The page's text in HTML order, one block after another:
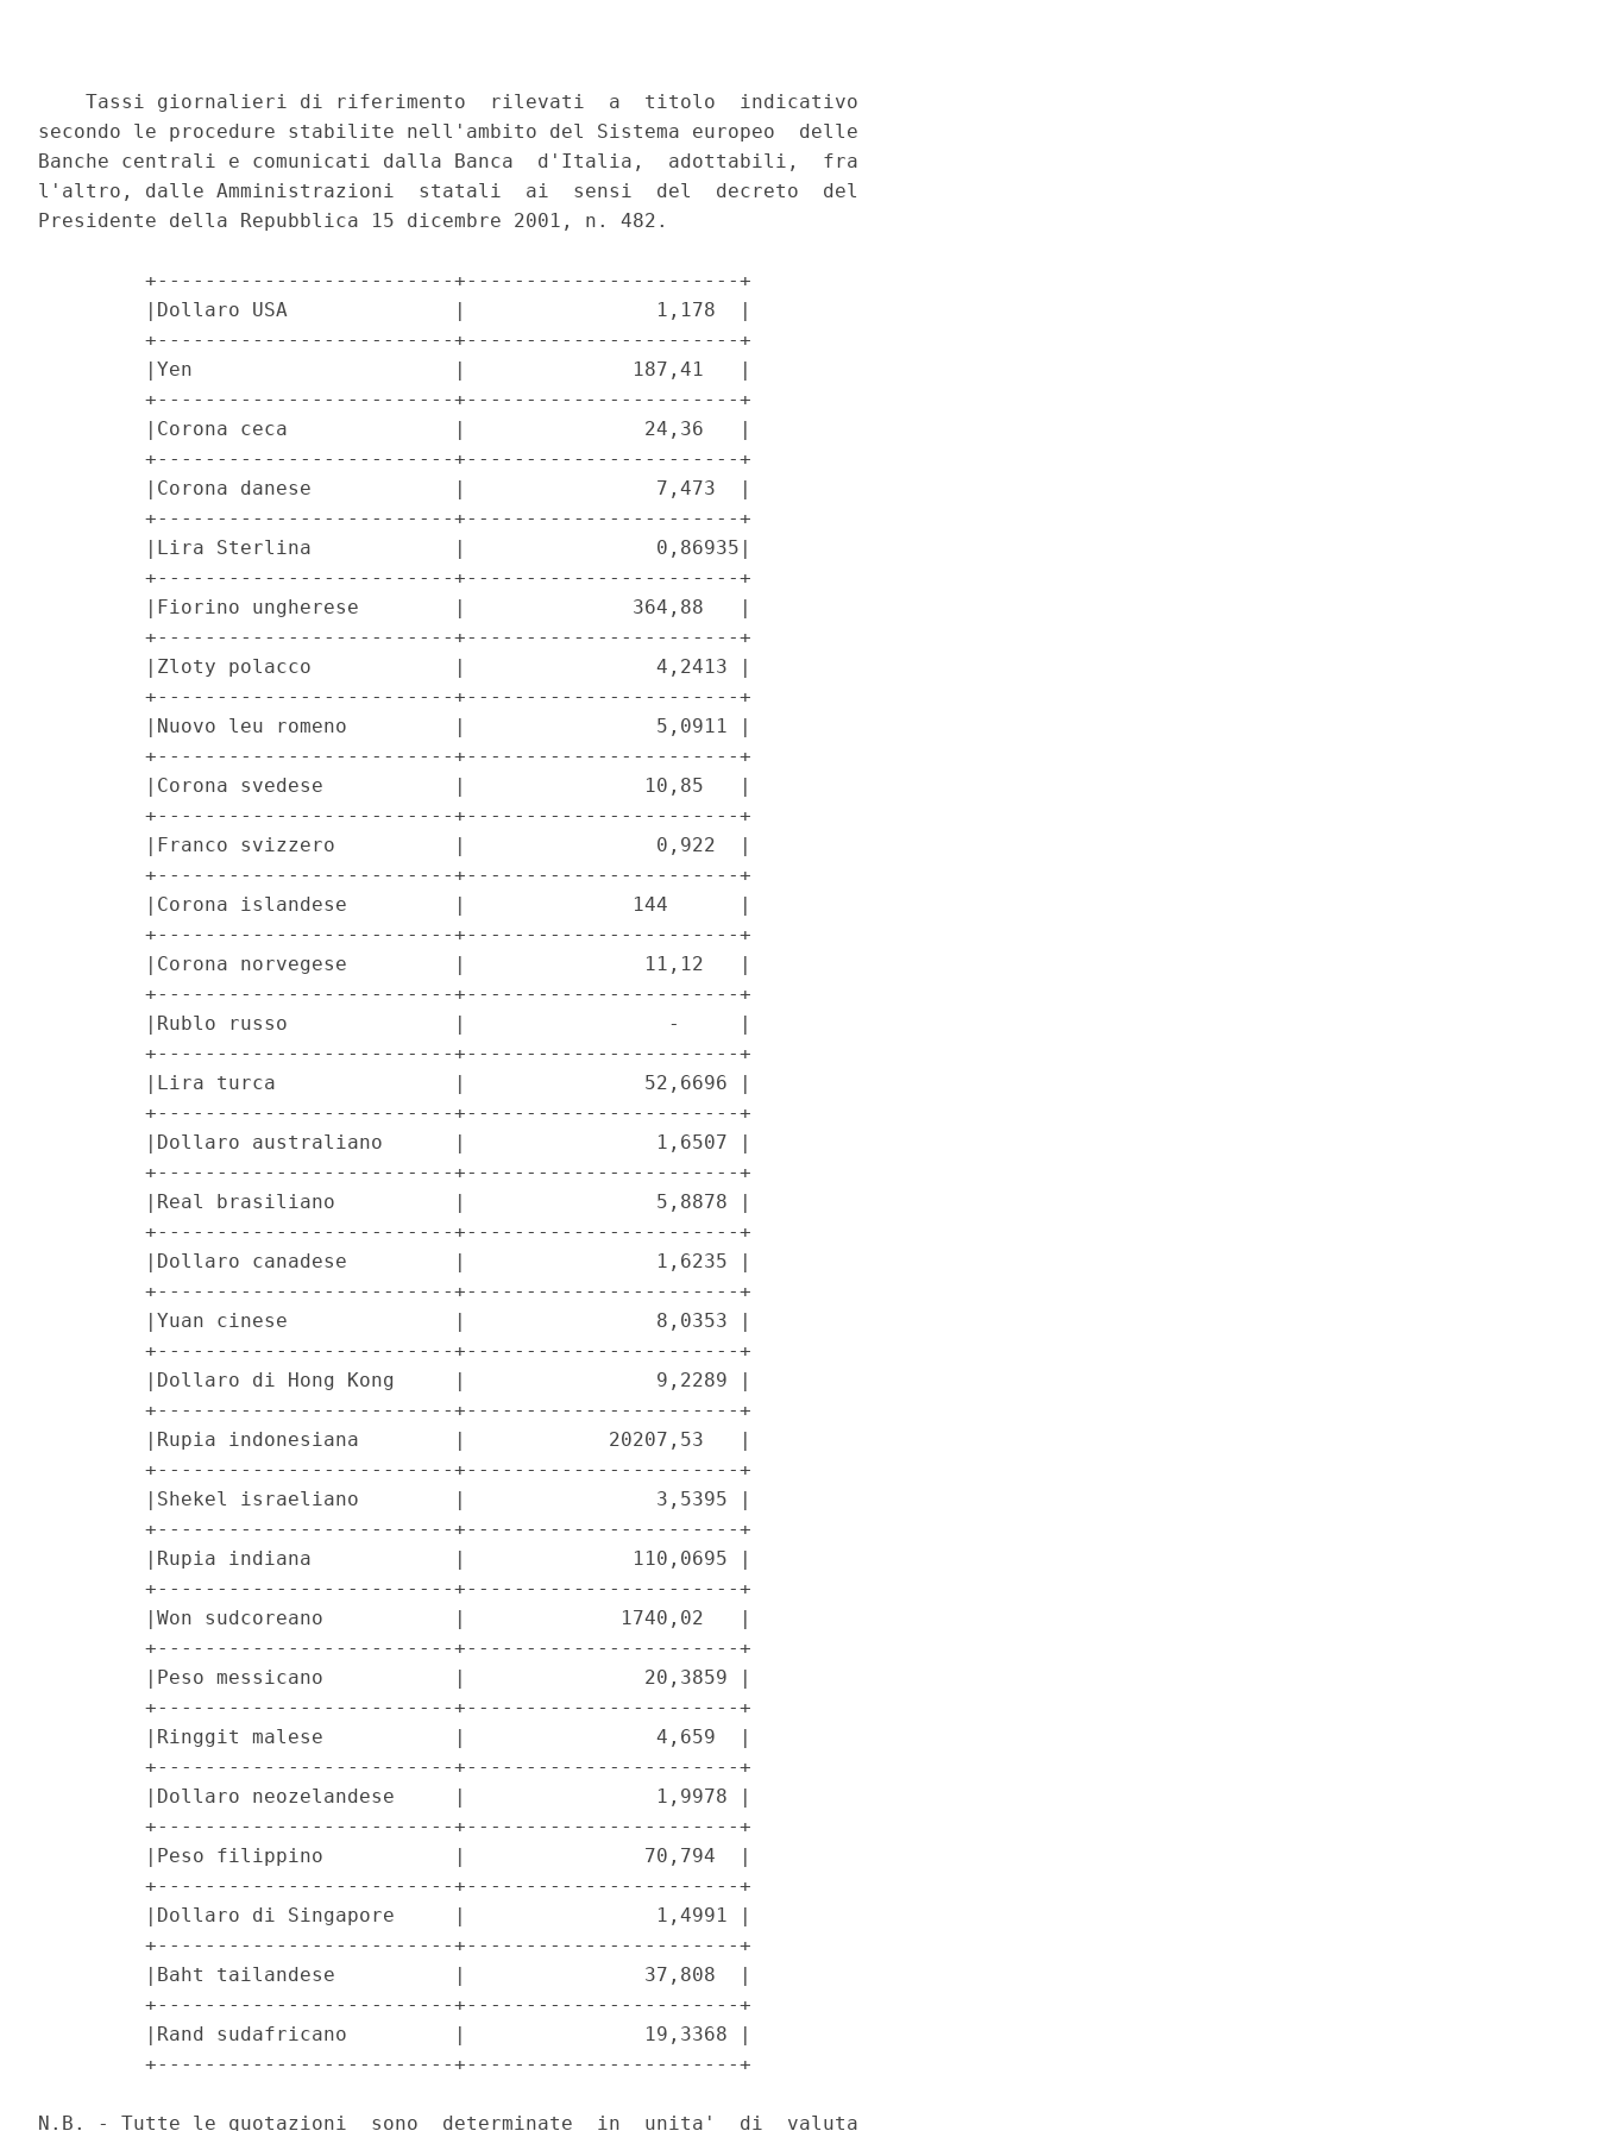
    Tassi giornalieri di riferimento  rilevati  a  titolo  indicativo
secondo le procedure stabilite nell'ambito del Sistema europeo  delle
Banche centrali e comunicati dalla Banca  d'Italia,  adottabili,  fra
l'altro, dalle Amministrazioni  statali  ai  sensi  del  decreto  del
Presidente della Repubblica 15 dicembre 2001, n. 482.
         +-------------------------+-----------------------+
         |Dollaro USA              |                1,178  |
         +-------------------------+-----------------------+
         |Yen                      |              187,41   |
         +-------------------------+-----------------------+
         |Corona ceca              |               24,36   |
         +-------------------------+-----------------------+
         |Corona danese            |                7,473  |
         +-------------------------+-----------------------+
         |Lira Sterlina            |                0,86935|
         +-------------------------+-----------------------+
         |Fiorino ungherese        |              364,88   |
         +-------------------------+-----------------------+
         |Zloty polacco            |                4,2413 |
         +-------------------------+-----------------------+
         |Nuovo leu romeno         |                5,0911 |
         +-------------------------+-----------------------+
         |Corona svedese           |               10,85   |
         +-------------------------+-----------------------+
         |Franco svizzero          |                0,922  |
         +-------------------------+-----------------------+
         |Corona islandese         |              144      |
         +-------------------------+-----------------------+
         |Corona norvegese         |               11,12   |
         +-------------------------+-----------------------+
         |Rublo russo              |                 -     |
         +-------------------------+-----------------------+
         |Lira turca               |               52,6696 |
         +-------------------------+-----------------------+
         |Dollaro australiano      |                1,6507 |
         +-------------------------+-----------------------+
         |Real brasiliano          |                5,8878 |
         +-------------------------+-----------------------+
         |Dollaro canadese         |                1,6235 |
         +-------------------------+-----------------------+
         |Yuan cinese              |                8,0353 |
         +-------------------------+-----------------------+
         |Dollaro di Hong Kong     |                9,2289 |
         +-------------------------+-----------------------+
         |Rupia indonesiana        |            20207,53   |
         +-------------------------+-----------------------+
         |Shekel israeliano        |                3,5395 |
         +-------------------------+-----------------------+
         |Rupia indiana            |              110,0695 |
         +-------------------------+-----------------------+
         |Won sudcoreano           |             1740,02   |
         +-------------------------+-----------------------+
         |Peso messicano           |               20,3859 |
         +-------------------------+-----------------------+
         |Ringgit malese           |                4,659  |
         +-------------------------+-----------------------+
         |Dollaro neozelandese     |                1,9978 |
         +-------------------------+-----------------------+
         |Peso filippino           |               70,794  |
         +-------------------------+-----------------------+
         |Dollaro di Singapore     |                1,4991 |
         +-------------------------+-----------------------+
         |Baht tailandese          |               37,808  |
         +-------------------------+-----------------------+
         |Rand sudafricano         |               19,3368 |
         +-------------------------+-----------------------+
N.B. - Tutte le quotazioni  sono  determinate  in  unita'  di  valuta